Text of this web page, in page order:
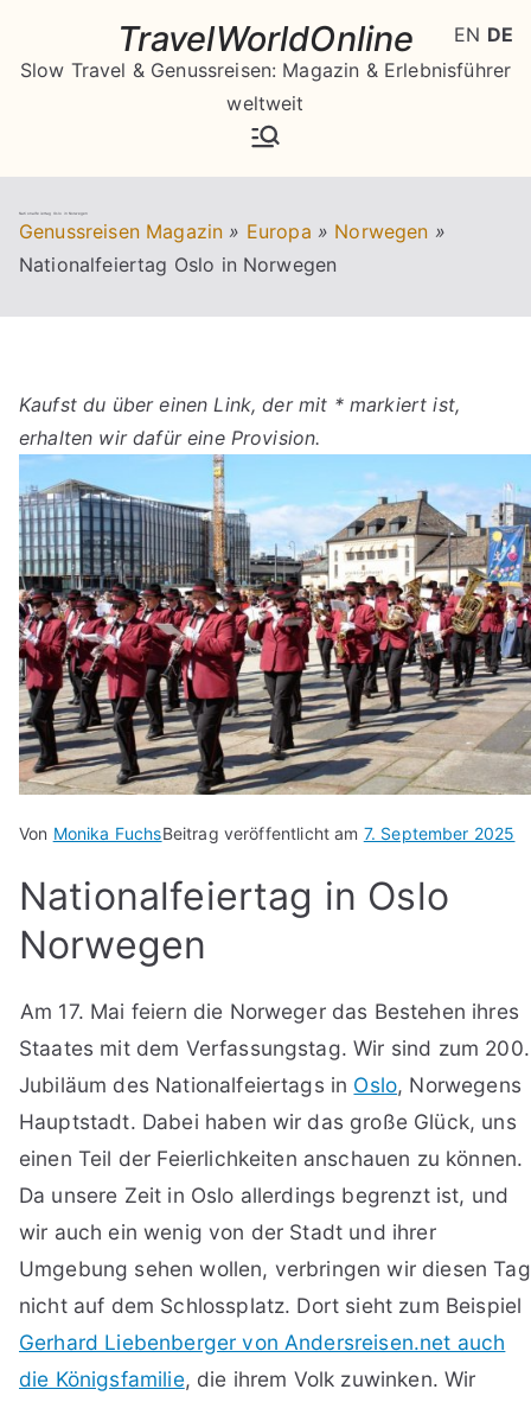
springen
TravelWorldOnline
Slow Travel & Genussreisen: Magazin & Erlebnisführer
weltweit
Nationalfeiertag Oslo in Norwegen
Genussreisen Magazin » Europa » Norwegen »
Nationalfeiertag Oslo in Norwegen
Kaufst du über einen Link, der mit * markiert ist,
erhalten wir dafür eine Provision.
Von Monika FuchsBeitrag veröffentlicht am 7. September 2025
Nationalfeiertag in Oslo
Norwegen
Am 17. Mai feiern die Norweger das Bestehen ihres
Staates mit dem Verfassungstag. Wir sind zum 200.
Jubiläum des Nationalfeiertags in Oslo, Norwegens
Hauptstadt. Dabei haben wir das große Glück, uns
einen Teil der Feierlichkeiten anschauen zu können.
Da unsere Zeit in Oslo allerdings begrenzt ist, und
wir auch ein wenig von der Stadt und ihrer
Umgebung sehen wollen, verbringen wir diesen Tag
nicht auf dem Schlossplatz. Dort sieht zum Beispiel
Gerhard Liebenberger von Andersreisen.net auch
die Königsfamilie, die ihrem Volk zuwinken. Wir
EN DE